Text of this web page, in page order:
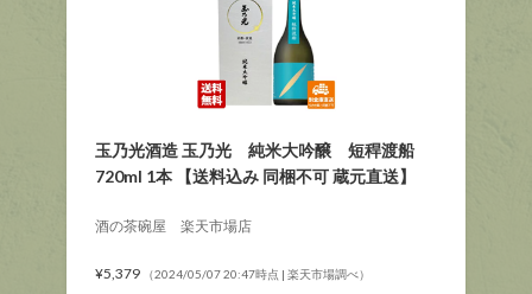
玉乃光酒造 玉乃光 純米大吟醸 短稈渡船
720ml 1本 【送料込み 同梱不可 蔵元直送】
酒の茶碗屋 楽天市場店
¥5,379 （2024/05/07 20:47時点 | 楽天市場調べ）